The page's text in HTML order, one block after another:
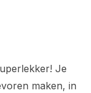
Je
maken, in